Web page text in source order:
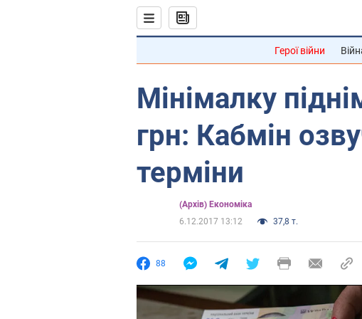
Герої війни
Мінімалку
грн: Кабмін
терміни
(Архів) Економіка
6.12.2017 13:12
37,8 т.
88